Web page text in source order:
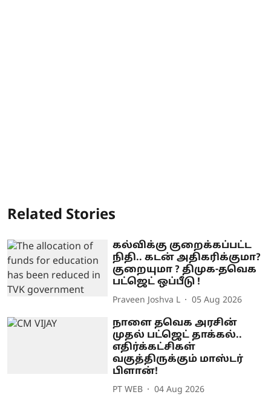
Related Stories
கல்விக்கு குறைக்கப்பட்ட
நிதி.. கடன் அதிகரிக்குமா?
குறையுமா ? திமுக-தவெக
பட்ஜெட் ஒப்பீடு !
Praveen Joshva L 05 Aug 2026
நாளை தவெக அரசின்
முதல் பட்ஜெட் தாக்கல்..
எதிர்க்கட்சிகள்
வகுத்திருக்கும் மாஸ்டர்
பிளான்!
PT WEB 04 Aug 2026